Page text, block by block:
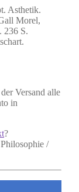
Asthetik.
Morel,
236 S.
Versand alle
in
?
/